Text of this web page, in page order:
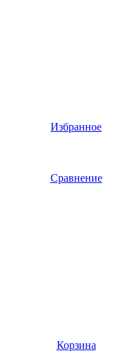
Избранное
Сравнение
Корзина